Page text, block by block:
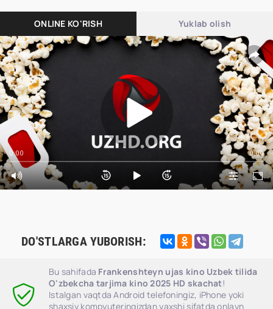
ONLINE KO'RISH Yuklab olish
0:00 0:00
DO'STLARGA YUBORISH:
Bu sahifada Frankenshteyn ujas kino Uzbek tilida
O'zbekcha tarjima kino 2025 HD skachat!
Istalgan vaqtda Android telefoningiz, iPhone yoki
shaxsiy kompyuteringizdan yaxshi sifatda onlayn